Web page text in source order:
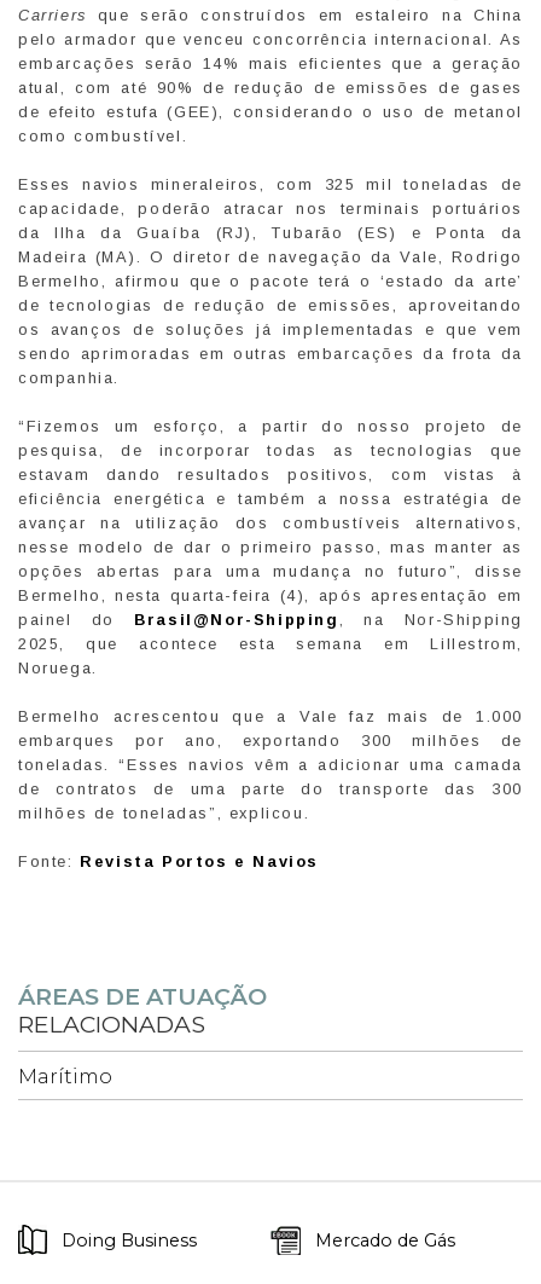
Carriers
que serão construídos em estaleiro na China
pelo armador que venceu concorrência internacional. As
embarcações serão 14% mais eficientes que a geração
atual, com até 90% de redução de emissões de gases
de efeito estufa (GEE), considerando o uso de metanol
como combustível.
Esses navios mineraleiros, com 325 mil toneladas de
capacidade, poderão atracar nos terminais portuários
da Ilha da Guaíba (RJ), Tubarão (ES) e Ponta da
Madeira (MA). O diretor de navegação da Vale, Rodrigo
Bermelho, afirmou que o pacote terá o ‘estado da arte’
de tecnologias de redução de emissões, aproveitando
os avanços de soluções já implementadas e que vem
sendo aprimoradas em outras embarcações da frota da
companhia.
“Fizemos um esforço, a partir do nosso projeto de
pesquisa, de incorporar todas as tecnologias que
estavam dando resultados positivos, com vistas à
eficiência energética e também a nossa estratégia de
avançar na utilização dos combustíveis alternativos,
nesse modelo de dar o primeiro passo, mas manter as
opções abertas para uma mudança no futuro”, disse
Bermelho, nesta quarta-feira (4), após apresentação em
painel do Brasil@Nor-Shipping , na Nor-Shipping
2025, que acontece esta semana em Lillestrom,
Noruega.
Bermelho acrescentou que a Vale faz mais de 1.000
embarques por ano, exportando 300 milhões de
toneladas. “Esses navios vêm a adicionar uma camada
de contratos de uma parte do transporte das 300
milhões de toneladas”, explicou.
Fonte: Revista Portos e Navios
ÁREAS DE ATUAÇÃO
RELACIONADAS
Marítimo
Doing Business Mercado de Gás